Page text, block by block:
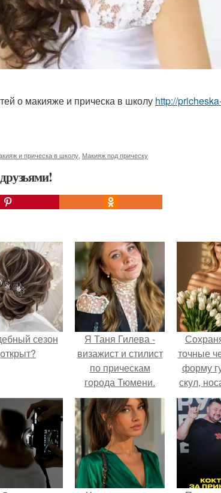
о макияже и прическа в школу http://
и прическа в школу Макияж под прическу
сезон
открыт?
Я Таня Гилева -
визажист и стилист
по прическам
города Тюмени.
точные
форму
скул,